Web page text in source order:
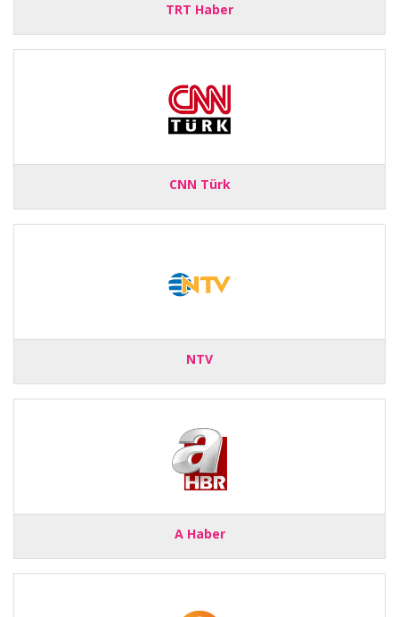
TRT Haber
CNN Türk
NTV
A Haber